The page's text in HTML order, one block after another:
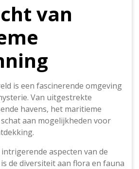
van
is een fascinerende omgeving
Van uitgestrekte
havens, het maritieme
aan mogelijkheden voor
intrigerende aspecten van de
de diversiteit aan flora en fauna